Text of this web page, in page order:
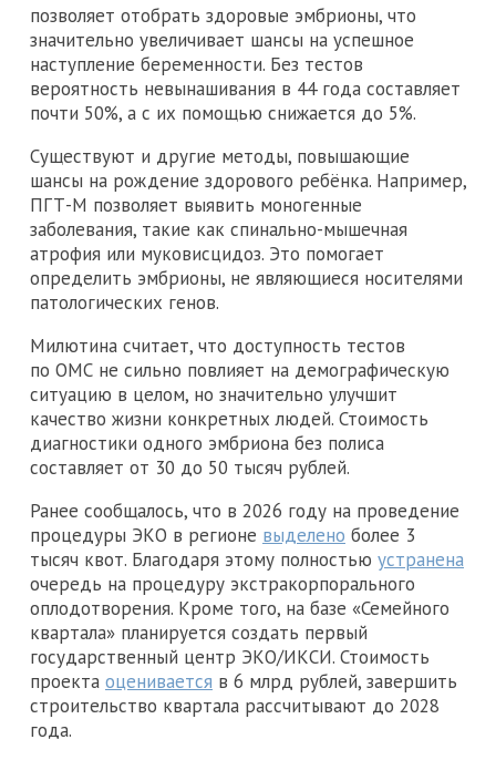
позволяет отобрать здоровые эмбрионы, что
значительно увеличивает шансы на успешное
наступление беременности. Без тестов
вероятность невынашивания в 44 года составляет
почти 50%, а с их помощью снижается до 5%.
Существуют и другие методы, повышающие
шансы на рождение здорового ребёнка. Например,
ПГТ-М позволяет выявить моногенные
заболевания, такие как спинально-мышечная
атрофия или муковисцидоз. Это помогает
определить эмбрионы, не являющиеся носителями
патологических генов.
Милютина считает, что доступность тестов
по ОМС не сильно повлияет на демографическую
ситуацию в целом, но значительно улучшит
качество жизни конкретных людей. Стоимость
диагностики одного эмбриона без полиса
составляет от 30 до 50 тысяч рублей.
Ранее сообщалось, что в 2026 году на проведение
процедуры ЭКО в регионе выделено более 3
тысяч квот. Благодаря этому полностью устранена
очередь на процедуру экстракорпорального
оплодотворения. Кроме того, на базе «Семейного
квартала» планируется создать первый
государственный центр ЭКО/ИКСИ. Стоимость
проекта оценивается в 6 млрд рублей, завершить
строительство квартала рассчитывают до 2028
года.